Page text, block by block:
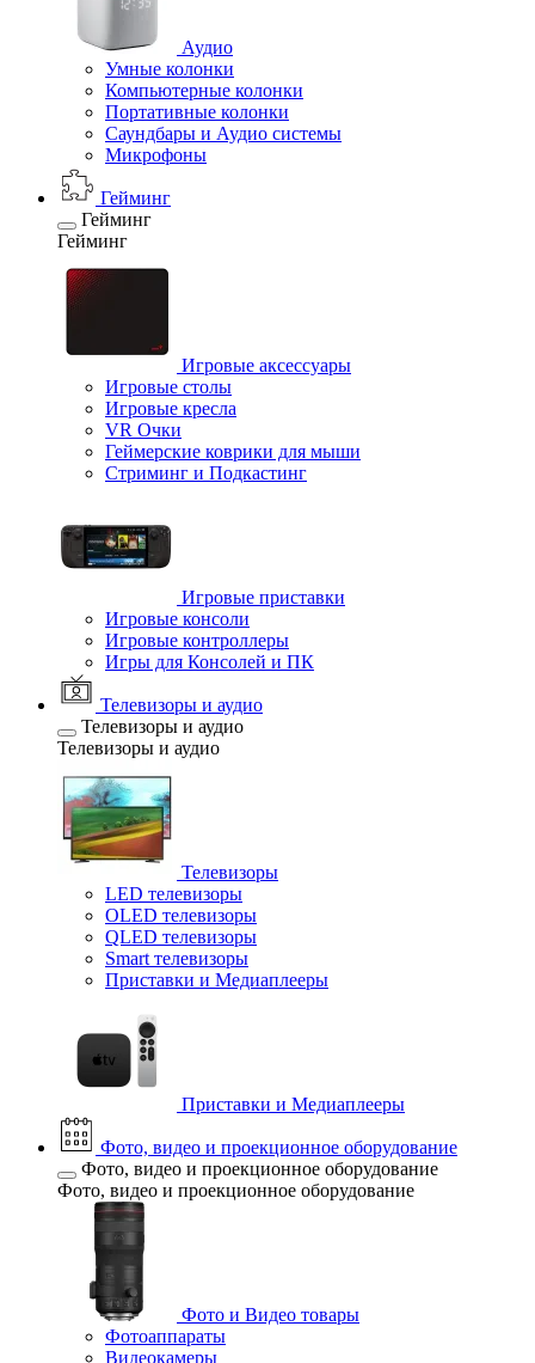
Аудио
Умные колонки
Компьютерные колонки
Портативные колонки
Саундбары и Аудио системы
Микрофоны
Гейминг
Гейминг
Гейминг
Игровые аксессуары
Игровые столы
Игровые кресла
VR Очки
Геймерские коврики для мыши
Стриминг и Подкастинг
Игровые приставки
Игровые консоли
Игровые контроллеры
Игры для Консолей и ПК
Телевизоры и аудио
Телевизоры и аудио
Телевизоры и аудио
Телевизоры
LED телевизоры
OLED телевизоры
QLED телевизоры
Smart телевизоры
Приставки и Медиаплееры
Приставки и Медиаплееры
Фото, видео и проекционное оборудование
Фото, видео и проекционное оборудование
Фото, видео и проекционное оборудование
Фото и Видео товары
Фотоаппараты
Видеокамеры